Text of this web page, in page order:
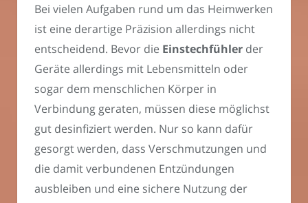
Bei vielen Aufgaben rund um das Heimwerken
ist eine derartige Präzision allerdings nicht
entscheidend. Bevor die Einstechfühler der
Geräte allerdings mit Lebensmitteln oder
sogar dem menschlichen Körper in
Verbindung geraten, müssen diese möglichst
gut desinfiziert werden. Nur so kann dafür
gesorgt werden, dass Verschmutzungen und
die damit verbundenen Entzündungen
ausbleiben und eine sichere Nutzung der